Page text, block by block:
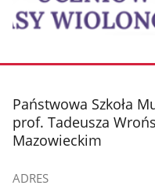
zdjęcie
galerii.
stopka
Państwowa Szkoła
prof. Tadeusza
Mazowieckim
ADRES